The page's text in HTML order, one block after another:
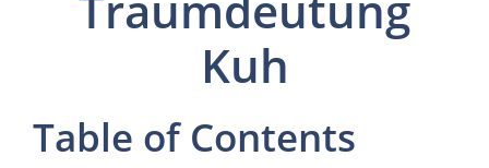
Kuh
Table of Contents